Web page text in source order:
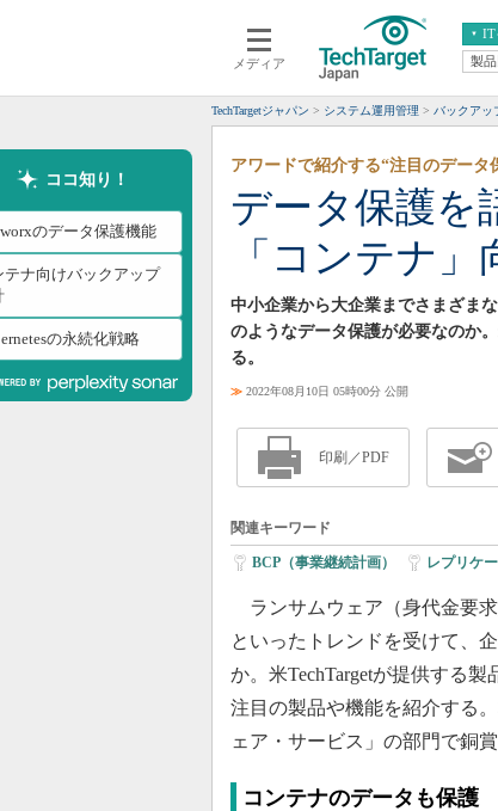
メディア
IT
クラウド
スマートモバイル
ネットワーク
システム運用管理
エンター
ERP
CX
情報系シ
製
TechTargetジャパン システム運用管理 バックアッ
ココ知り！
のデータ保護機能
テナ向けバックアップ
の永続化戦略
データ保護を
「コンテナ
アワードで紹介する“注目のデータ
中小企業から大企業までさまざま
のようなデータ保護が必要なのか
る。
≫ 2022年08月10日 05時00分 公開
印刷／PDF
関連キーワード
BCP（事業継続計画） レプリケ
ランサムウェア（身代金要
といったトレンドを受けて、
か。米TechTargetが提供する製
注目の製品や機能を紹介する
ェア・サービス」の部門で銅
コンテナのデータも保護